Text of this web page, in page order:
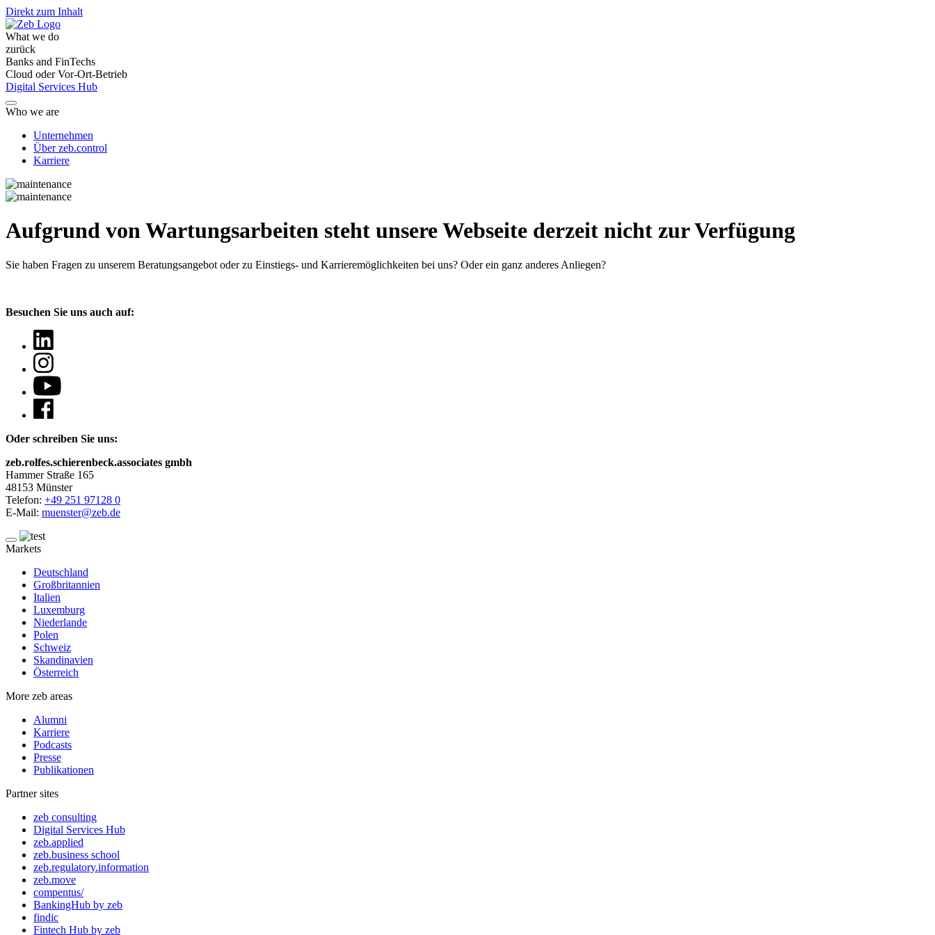
Direkt zum Inhalt
What we do
zurück
Banks and FinTechs
Cloud oder Vor-Ort-Betrieb
Digital Services Hub
Who we are
Unternehmen
Über zeb.control
Karriere
Aufgrund von Wartungsarbeiten steht unsere Webseite derzeit nicht zur Verfügung
Sie haben Fragen zu unserem Beratungsangebot oder zu Einstiegs- und Karrieremöglichkeiten bei uns? Oder ein ganz anderes Anliegen?
Besuchen Sie uns auch auf:
Oder schreiben Sie uns:
zeb.rolfes.schierenbeck.associates gmbh
Hammer Straße 165
48153 Münster
Telefon: +49 251 97128 0
E-Mail: muenster@zeb.de
Markets
Deutschland
Großbritannien
Italien
Luxemburg
Niederlande
Polen
Schweiz
Skandinavien
Österreich
More zeb areas
Alumni
Karriere
Podcasts
Presse
Publikationen
Partner sites
zeb consulting
Digital Services Hub
zeb.applied
zeb.business school
zeb.regulatory.information
zeb.move
compentus/
BankingHub by zeb
findic
Fintech Hub by zeb